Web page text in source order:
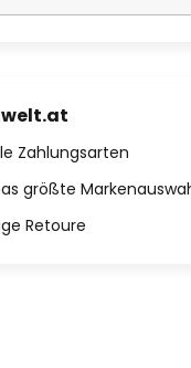
Zahlungsarten
größte
Retoure